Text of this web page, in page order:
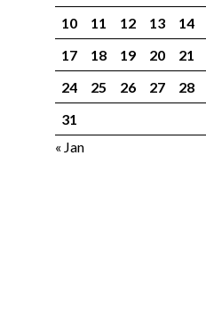
10
11 12 13 14
17
18 19 20 21
24
25 26 27 28
31
« Jan